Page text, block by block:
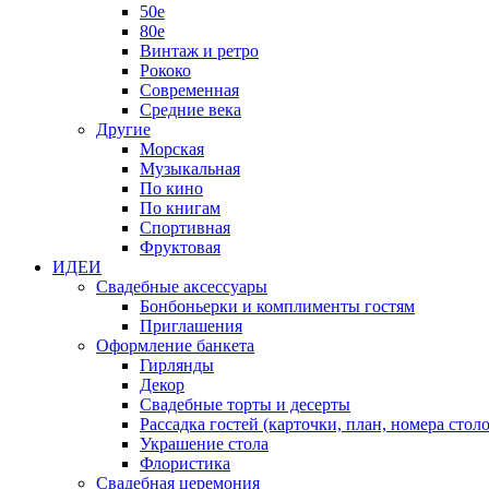
50е
80е
Винтаж и ретро
Рококо
Современная
Средние века
Другие
Морская
Музыкальная
По кино
По книгам
Спортивная
Фруктовая
ИДЕИ
Свадебные аксессуары
Бонбоньерки и комплименты гостям
Приглашения
Оформление банкета
Гирлянды
Декор
Свадебные торты и десерты
Рассадка гостей (карточки, план, номера
Украшение стола
Флористика
Свадебная церемония